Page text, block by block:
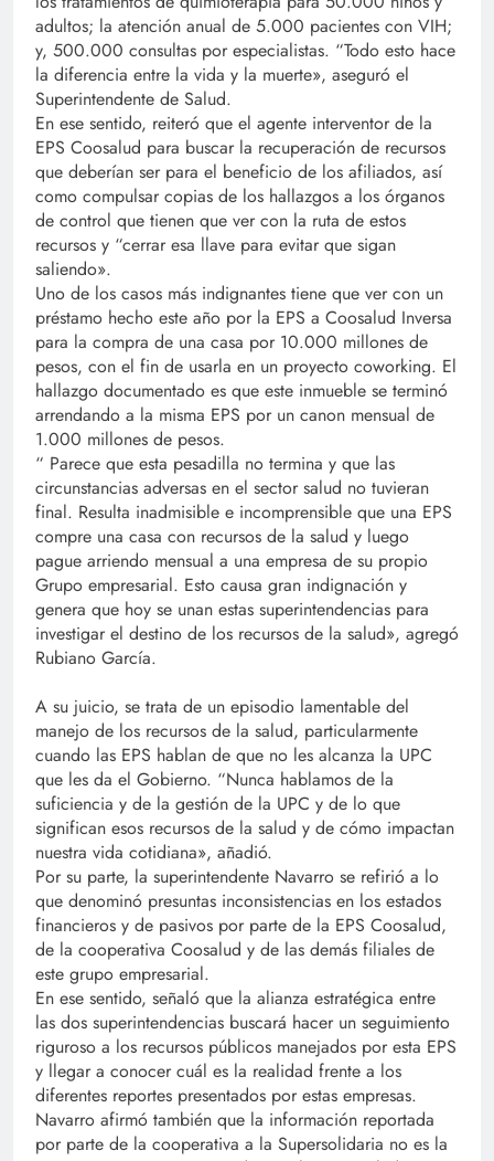
adultos; la atención anual de 5.000 pacientes con VIH;
y, 500.000 consultas por especialistas. “Todo esto hace
la diferencia entre la vida y la muerte», aseguró el
Superintendente de Salud.
En ese sentido, reiteró que el agente interventor de la
EPS Coosalud para buscar la recuperación de recursos
que deberían ser para el beneficio de los afiliados, así
como compulsar copias de los hallazgos a los órganos
de control que tienen que ver con la ruta de estos
recursos y “cerrar esa llave para evitar que sigan
saliendo».
Uno de los casos más indignantes tiene que ver con un
préstamo hecho este año por la EPS a Coosalud Inversa
para la compra de una casa por 10.000 millones de
pesos, con el fin de usarla en un proyecto coworking. El
hallazgo documentado es que este inmueble se terminó
arrendando a la misma EPS por un canon mensual de
1.000 millones de pesos.
​​“​​​ Parece que esta pesadilla no termina y que las
circunstancias adversas en el sector salud no tuvieran
final. Resulta inadmisible e incomprensible que una EPS
compre una casa con recursos de la salud y luego
pague arriendo mensual a una empresa de su propio
Grupo empresarial. Esto causa gran indignación y
genera que hoy se unan estas superintendencias para
investigar el destino de los recursos de la salud», agregó
Rubiano García.
A su juicio, se trata de un episodio lamentable del
manejo de los recursos de la salud, particularmente
cuando las EPS hablan de que no les alcanza la UPC
que les da el Gobierno. “Nunca hablamos de la
suficiencia y de la gestión de la UPC y de lo que
significan esos recursos de la salud y de cómo impactan
nuestra vida cotidiana», añadió.
Por su parte, la superintendente Navarro se refirió a lo
que denominó presuntas inconsistencias en los estados
financieros y de pasivos por parte de la EPS Coosalud,
de la cooperativa Coosalud y de las demás filiales de
este grupo empresarial.
En ese sentido, señaló que la alianza estratégica entre
las dos superintendencias buscará hacer un seguimiento
riguroso a los recursos públicos manejados por esta EPS
y llegar a conocer cuál es la realidad frente a los
diferentes reportes presentados por estas empresas.
Navarro afirmó también que la información reportada
por parte de la cooperativa a la Supersolidaria no es la